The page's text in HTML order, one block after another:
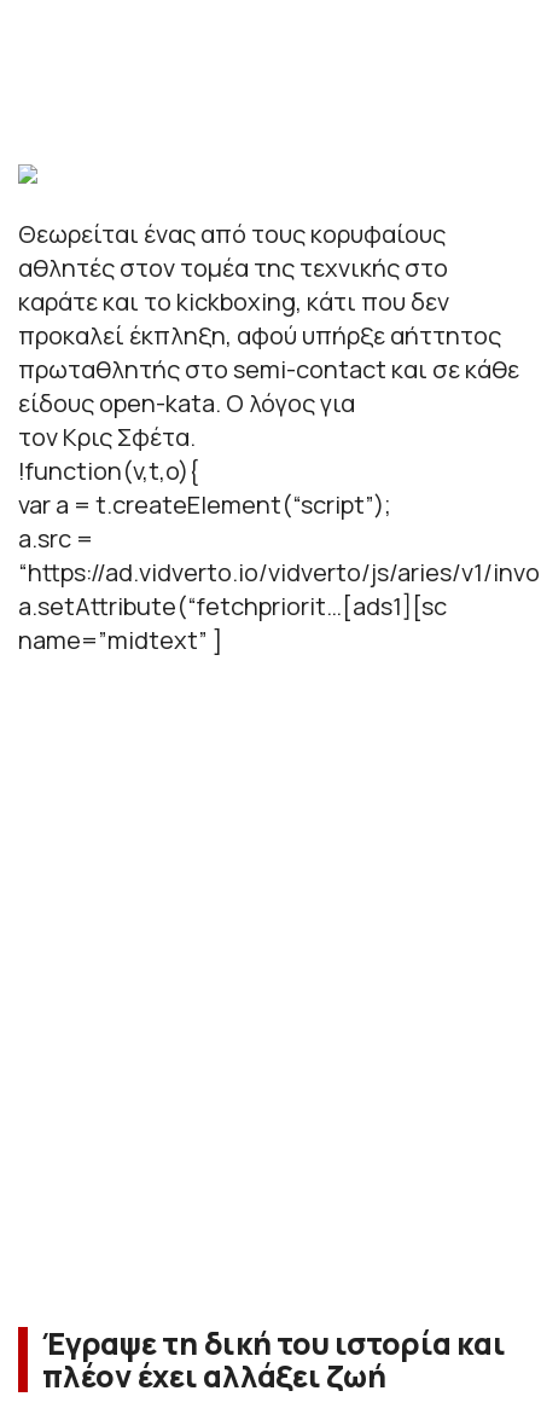
Θεωρείται ένας από τους κορυφαίους
αθλητές στον τομέα της τεχνικής στο
καράτε και το kickboxing, κάτι που δεν
προκαλεί έκπληξη, αφού υπήρξε αήττητος
πρωταθλητής στο semi-contact και σε κάθε
είδους open-kata. Ο λόγος για
τον Κρις Σφέτα.
!function(v,t,o){
var a = t.createElement(“script”);
a.src =
“https://ad.vidverto.io/vidverto/js/aries/v1/
a.setAttribute(“fetchpriorit…[ads1][sc
name=”midtext” ]
Έγραψε τη δική του ιστορία και
πλέον έχει αλλάξει ζωή